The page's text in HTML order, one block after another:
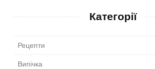
Категорії
Рецепти
Випічка